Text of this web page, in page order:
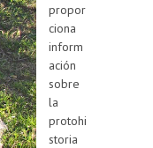
propor
ciona
inform
ación
sobre
la
protohi
storia